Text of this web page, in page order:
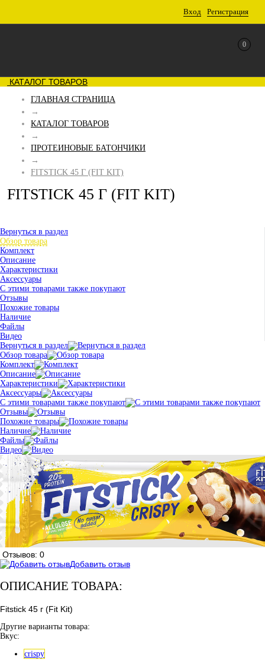
Вход Регистрация
0
КАТАЛОГ ТОВАРОВ
ГЛАВНАЯ СТРАНИЦА
→
КАТАЛОГ ТОВАРОВ
→
ПРОТЕИНОВЫЕ БАТОНЧИКИ
→
FITSTICK 45 Г (FIT KIT)
FITSTICK 45 Г (FIT KIT)
Вернуться в раздел
Обзор товара
Комплект
Описание
Характеристики
Аксессуары
С этими товарами также покупают
Отзывы
Похожие товары
Наличие
Файлы
Видео
Вернуться в раздел
Обзор товара
Комплект
Описание
Характеристики
Аксессуары
С этими товарами также покупают
Отзывы
Похожие товары
Наличие
Файлы
Видео
Отзывов: 0
Добавить отзыв
ОПИСАНИЕ ТОВАРА:
Fitstick 45 г (Fit Kit)
Другие варианты товара:
Вкус:
crispy